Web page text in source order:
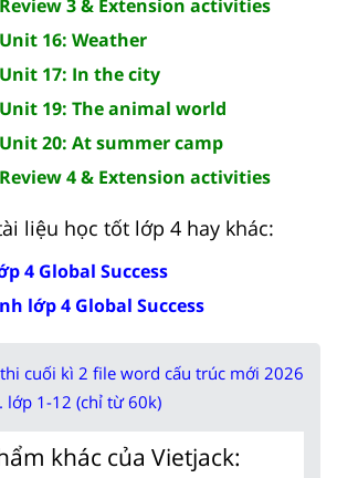
3 & Extension activities
16: Weather
17: In the city
19: The animal world
20: At summer camp
4 & Extension activities
liệu học tốt lớp 4 hay khác:
4 Global Success
lớp 4 Global Success
cuối kì 2 file word cấu trúc mới 2026
lớp 1-12 (chỉ từ 60k)
khác của Vietjack: